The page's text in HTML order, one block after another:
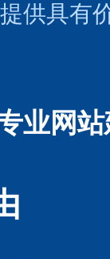
供具有
业网